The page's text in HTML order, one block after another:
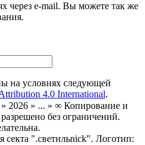
через e-mail. Вы можете так же
на условиях следующей
4.0 International.
2026 » ... » ∞ Копирование и
без ограничений.
секта ".светильnick". Логотип: